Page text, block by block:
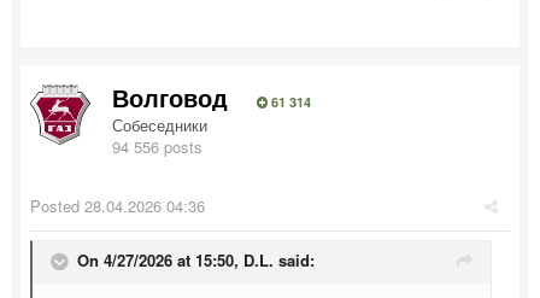
Волговод 61 314
Собеседники
94 556 posts
Posted 28.04.2026 04:36
On 4/27/2026 at 15:50, D.L. said: